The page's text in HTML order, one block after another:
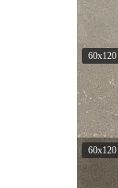
60x120
60x120